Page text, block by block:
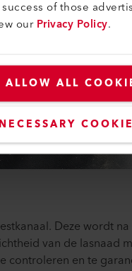
of those
ourPrivacy Policy.
ALLOW ALL
Deze wordt
van de lasnaad
controleren en te